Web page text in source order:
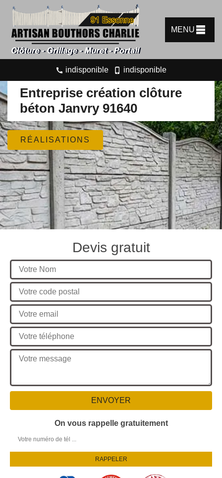
MENU
indisponible indisponible
Entreprise création clôture
béton Janvry 91640
RÉALISATIONS
Devis gratuit
On vous rappelle gratuitement